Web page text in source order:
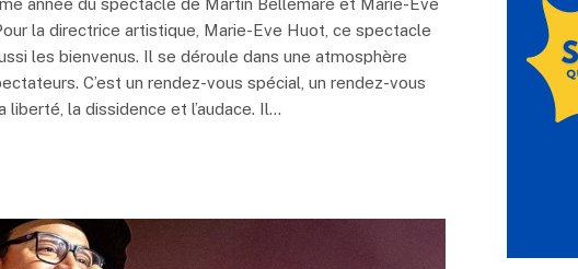
année du spectacle de Martin Bellemare et Marie-Eve
la directrice artistique, Marie-Eve Huot, ce spectacle
les bienvenus. Il se déroule dans une atmosphère
C’est un rendez-vous spécial, un rendez-vous
liberté, la dissidence et l’audace. Il…